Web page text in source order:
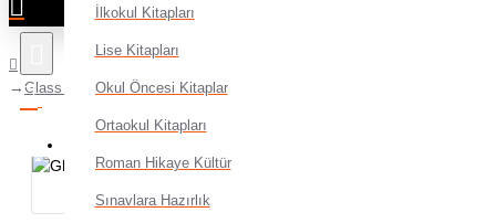
İlkokul Kitapları
Lise Kitapları
Okul Öncesi Kitaplar
Ortaokul Kitapları
Roman Hikaye Kültür
Sınavlara Hazırlık
Glass Büyüteç 65mm